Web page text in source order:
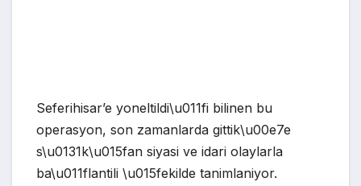
Seferihisar’e yoneltildi\u011fi bilinen bu
operasyon, son zamanlarda gittik\u00e7e
s\u0131k\u015fan siyasi ve idari olaylarla
ba\u011flantili \u015fekilde tanimlaniyor.